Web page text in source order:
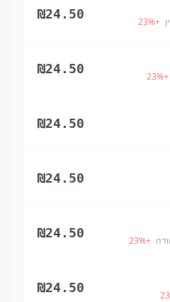
+
23%
₪24.50
+
23%
₪24.50
₪24.50
₪24.50
+
23%
₪24.50
23
₪24.50